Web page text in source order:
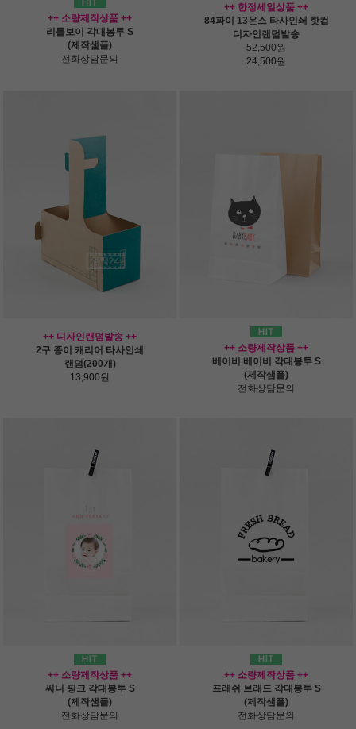
++ 소량제작상품 ++
리틀보이 각대봉투 S
(제작샘플)
전화상담문의
++ 한정세일상품 ++
84파이 13온스 타사인쇄 핫컵
디자인랜덤발송
52,500원
24,500원
++ 디자인랜덤발송 ++
2구 종이 캐리어 타사인쇄
랜덤(200개)
13,900원
++ 소량제작상품 ++
베이비 베이비 각대봉투 S
(제작샘플)
전화상담문의
++ 소량제작상품 ++
써니 핑크 각대봉투 S
(제작샘플)
전화상담문의
++ 소량제작상품 ++
프레쉬 브래드 각대봉투 S
(제작샘플)
전화상담문의